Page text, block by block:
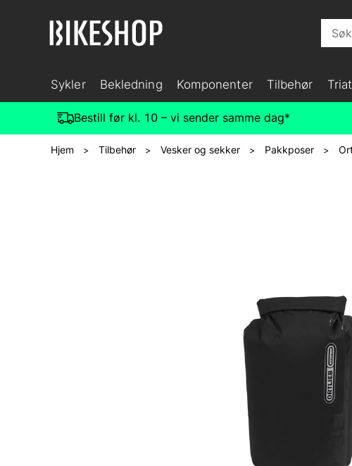
Sykler Bekledning Komponenter Tilbehør
Bestill før kl. 10 – vi sender samme dag*
Hjem > Tilbehør > Vesker og sekker > Pakkposer >